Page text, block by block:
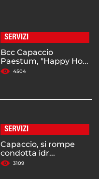
SERVIZI
Bcc Capaccio
Paestum, "Happy Ho...
4504
SERVIZI
Capaccio, si rompe
condotta idr...
3109